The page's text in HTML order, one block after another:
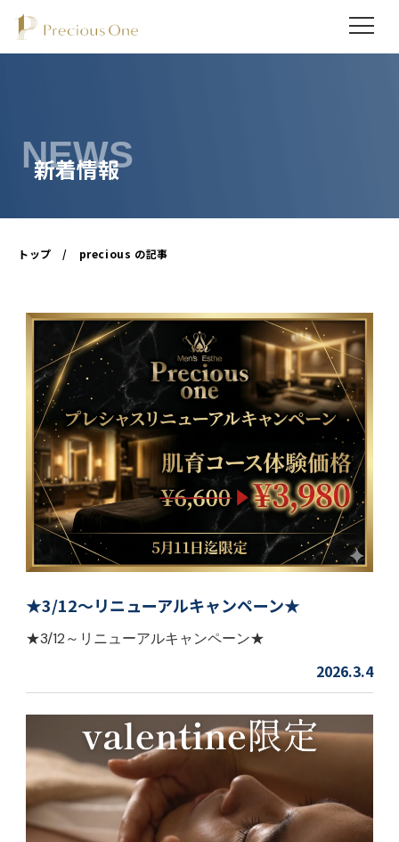
NEWS
トップ / precious の記事
★3/12～リニューアルキャンペーン★
★3/12～リニューアルキャンペーン★
2026.3.4